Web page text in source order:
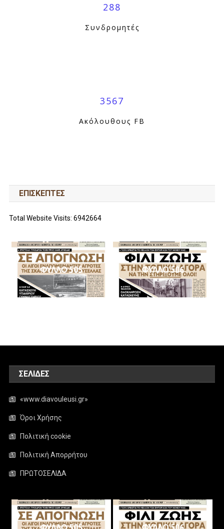
288
Συνδρομητές
3567
Ακόλουθους FB
ΕΠΙΣΚΕΠΤΕΣ
Total Website Visits: 6942664
ΦΥΛΛΟ 505 ΦΥΛΛΟ 506
ΣΕΛΊΔΕΣ
«www.diavouleusi.gr»
Όροι Χρήσης
Πολιτική cookie
Πολιτική Απορρήτου
ΠΡΩΤΟΣΕΛΙΔΑ